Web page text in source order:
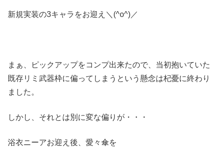
新規実装の3キャラをお迎え＼(^o^)／
まぁ、ピックアップをコンプ出来たので、当初抱いていた
既存リミ武器枠に偏ってしまうという懸念は杞憂に終わり
ました。
しかし、それとは別に変な偏りが・・・
浴衣ニーアお迎え後、愛々傘を